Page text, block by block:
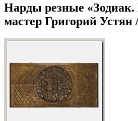
Нарды резные
мастер Григорий Устян